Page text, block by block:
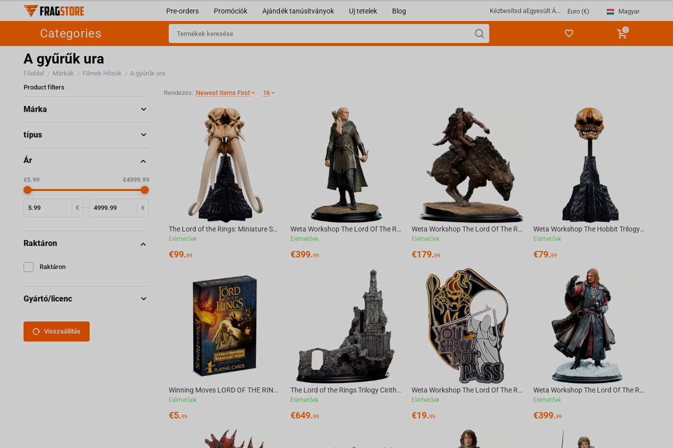
Pre-orders Promóciók Ajándék tanúsítványok Uj tetelek Blog Kézbesítsd aEgyesült Á... Euro (€) Magyar
Categories 0
A gyűrűk ura
Főoldal / Márkák / Filmek Hősök / A gyűrűk ura
Rendezés: Newest Items First 16
The Lord of the Rings: Miniature Skull of a Mumak
Elérhetőek
€99.99
Weta Workshop The Lord Of The Rings Trilogy - Classic Series - Legolas, Hunter Of The...
Elérhetőek
€399.99
Weta Workshop The Lord Of The Rings - Sharku On Warg Miniature Statue
Elérhetőek
€179.99
Weta Workshop The Hobbit Trilogy - Skull Of A Misty Mountain Goblin Miniature
Elérhetőek
€79.99
Winning Moves LORD OF THE RINGS - Waddingtons No.1 Playing Cards [English]
Elérhetőek
€5.99
The Lord of the Rings Trilogy Cirith Ungol Environment LE
Elérhetőek
€649.99
Weta Workshop The Lord Of The Rings - Pin Set - You Shall Not Pass 2Pk
Elérhetőek
€19.99
Weta Workshop The Lord Of The Rings Trilogy - Boromir Statue - Classic Series
Elérhetőek
€399.99
Product filters
Márka
típus
Ár
€ €
‎€5.99 ‎€4999.99
Raktáron
Raktáron
Gyártó/licenc
Visszaállítás